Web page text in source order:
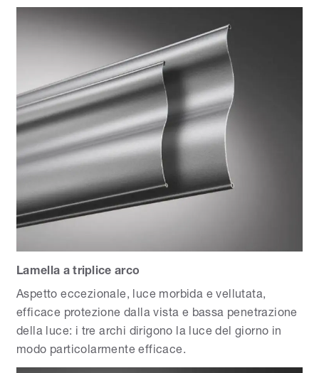
Lamella a triplice arco
Aspetto eccezionale, luce morbida e vellutata,
efficace protezione dalla vista e bassa penetrazione
della luce: i tre archi dirigono la luce del giorno in
modo particolarmente efficace.